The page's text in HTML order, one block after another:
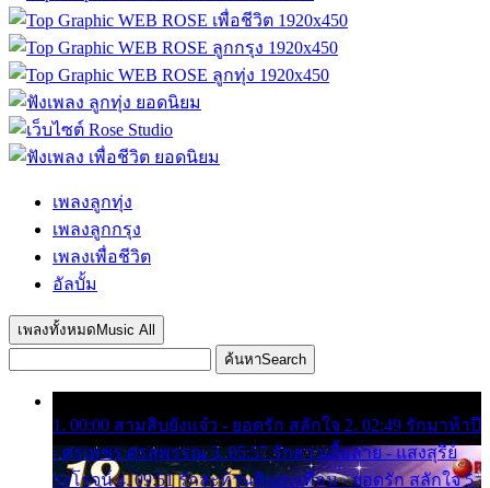
เพลงลูกทุ่ง
เพลงลูกกรุง
เพลงเพื่อชีวิต
อัลบั้ม
เพลงทั้งหมด Music All
ค้นหาSearch
1. 00:00 สามสิบยังแจ๋ว - ยอดรัก สลักใจ 2. 02:49 รักมาห้าปี
- ศรเพชร ศรสุพรรณ 3. 05:57 รักสาวเสื้อลาย - แสงสุรีย์
รุ่งโรจน์ 4. 09:51 รักสะท้านดินสะเทือน - ยอดรัก สลักใจ 5.